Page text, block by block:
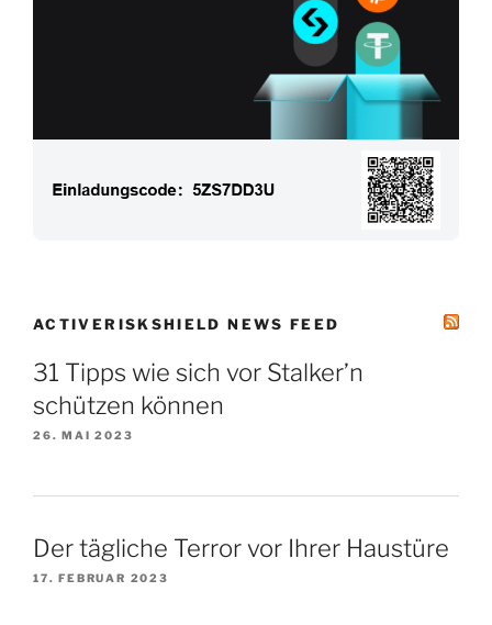
ACTIVERISKSHIELD NEWS FEED
31 Tipps wie sich vor Stalker’n
schützen können
26. MAI 2023
Der tägliche Terror vor Ihrer Haustüre
17. FEBRUAR 2023